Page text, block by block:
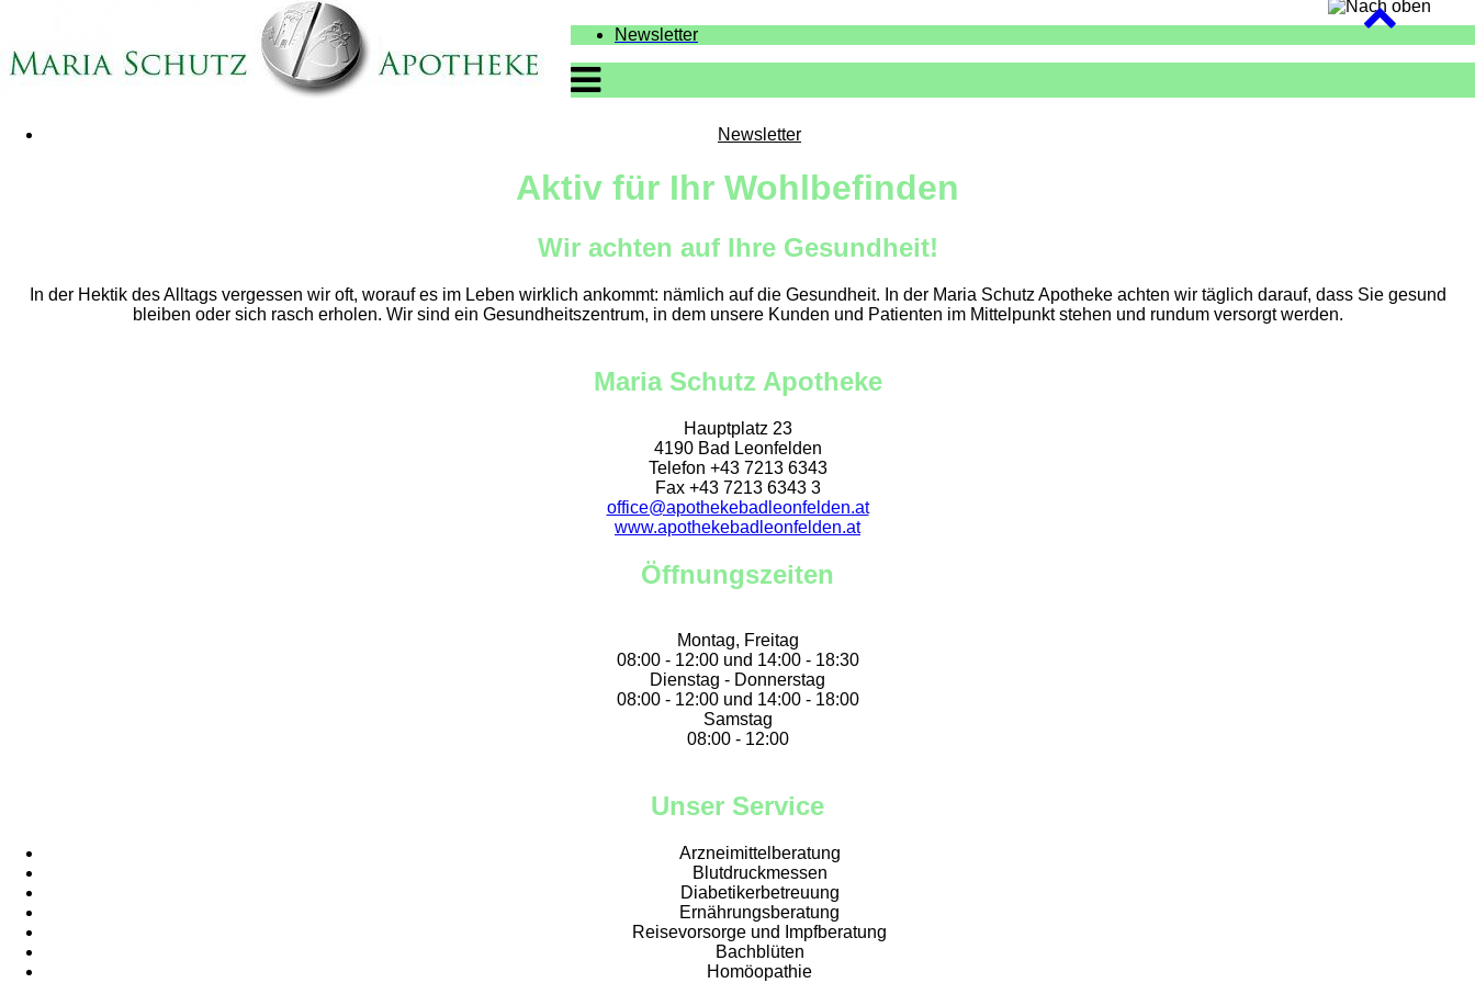
Newsletter
Newsletter
Aktiv für Ihr Wohlbefinden
Wir achten auf Ihre Gesundheit!
In der Hektik des Alltags vergessen wir oft, worauf es im Leben wirklich ankommt: nämlich auf die Gesundheit. In der Maria Schutz Apotheke achten wir täglich darauf, dass Sie gesund
bleiben oder sich rasch erholen. Wir sind ein Gesundheitszentrum, in dem unsere Kunden und Patienten im Mittelpunkt stehen und rundum versorgt werden.
Maria Schutz Apotheke
Hauptplatz 23
4190 Bad Leonfelden
Telefon +43 7213 6343
Fax +43 7213 6343 3
office@apothekebadleonfelden.at
www.apothekebadleonfelden.at
Öffnungszeiten
Montag, Freitag
08:00 - 12:00 und 14:00 - 18:30
Dienstag - Donnerstag
08:00 - 12:00 und 14:00 - 18:00
Samstag
08:00 - 12:00
Unser Service
Arzneimittelberatung
Blutdruckmessen
Diabetikerbetreuung
Ernährungsberatung
Reisevorsorge und Impfberatung
Bachblüten
Homöopathie